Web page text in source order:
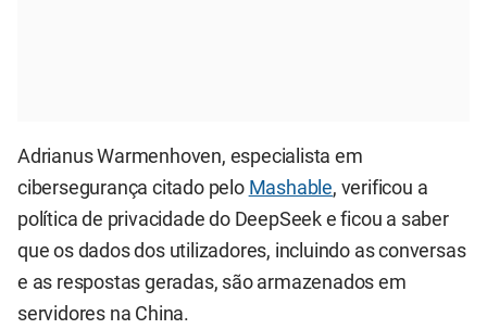
Adrianus Warmenhoven, especialista em
cibersegurança citado pelo Mashable, verificou a
política de privacidade do DeepSeek e ficou a saber
que os dados dos utilizadores, incluindo as conversas
e as respostas geradas, são armazenados em
servidores na China.